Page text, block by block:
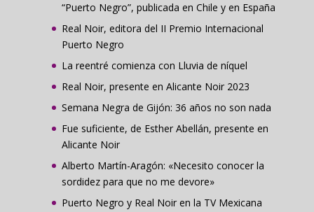
“Puerto Negro”, publicada en Chile y en España
Real Noir, editora del II Premio Internacional
Puerto Negro
La reentré comienza con Lluvia de níquel
Real Noir, presente en Alicante Noir 2023
Semana Negra de Gijón: 36 años no son nada
Fue suficiente, de Esther Abellán, presente en
Alicante Noir
Alberto Martín-Aragón: «Necesito conocer la
sordidez para que no me devore»
Puerto Negro y Real Noir en la TV Mexicana